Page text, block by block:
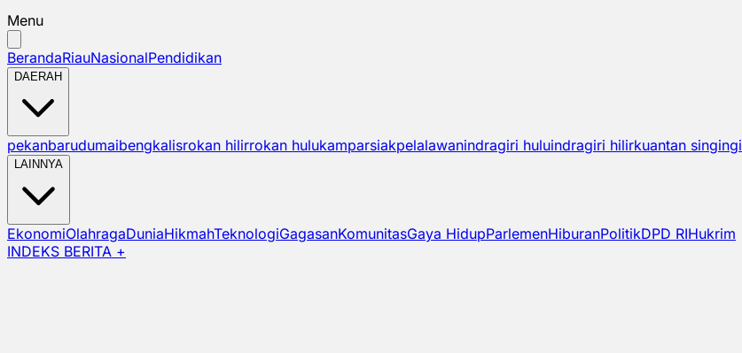
Menu
BerandaRiauNasionalPendidikan
DAERAH
pekanbarudumaibengkalisrokan hilirrokan hulukamparsiakpelalawanindragiri huluindragiri hilirkuantan singingi
LAINNYA
EkonomiOlahragaDuniaHikmahTeknologiGagasanKomunitasGaya HidupParlemenHiburanPolitikDPD RIHukrim
INDEKS BERITA +